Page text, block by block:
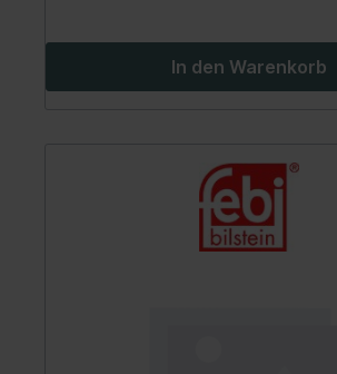
In den Warenkorb